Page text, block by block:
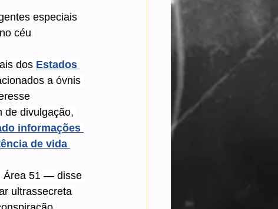
especiais
céu
dos Estados
a óvnis
de divulgação,
informações
de vida
Área 51 — disse
ultrassecreta